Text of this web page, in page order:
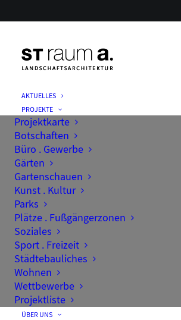
AKTUELLES
PROJEKTE
Projektkarte
Botschaften
Büro . Gewerbe
Gärten
Gartenschauen
Kunst . Kultur
Parks
Plätze . Fußgängerzonen
Soziales
Sport . Freizeit
Städtebauliches
Wohnen
Wettbewerbe
Projektliste
ÜBER UNS